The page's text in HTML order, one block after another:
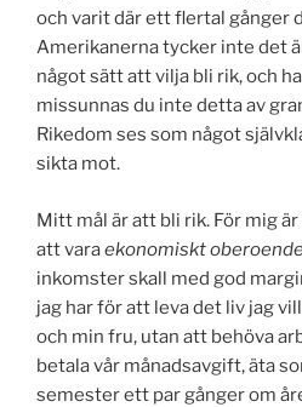
och varit där ett flertal gånger
Amerikanerna tycker inte det
något sätt att vilja bli rik, och
missunnas du inte detta av
Rikedom ses som något
sikta mot.
Mitt mål är att bli rik. För mig
att varaekonomiskt
inkomster skall med god
jag har för att leva det liv jag
och min fru, utan att behöva
betala vår månadsavgift, äta
semester ett par gånger om